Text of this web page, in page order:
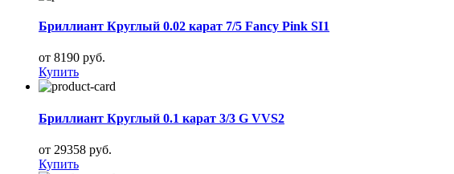
Бриллиант Круглый 0.02 карат 7/5 Fancy Pink SI1
от 8190 руб.
Купить
Бриллиант Круглый 0.1 карат 3/3 G VVS2
от 29358 руб.
Купить